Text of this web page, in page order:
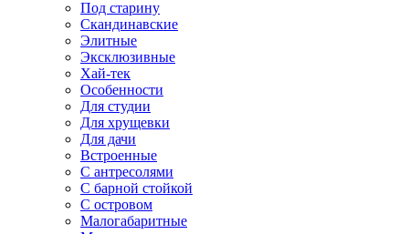
Под старину
Скандинавские
Элитные
Эксклюзивные
Хай-тек
Особенности
Для студии
Для хрущевки
Для дачи
Встроенные
С антресолями
С барной стойкой
С островом
Малогабаритные